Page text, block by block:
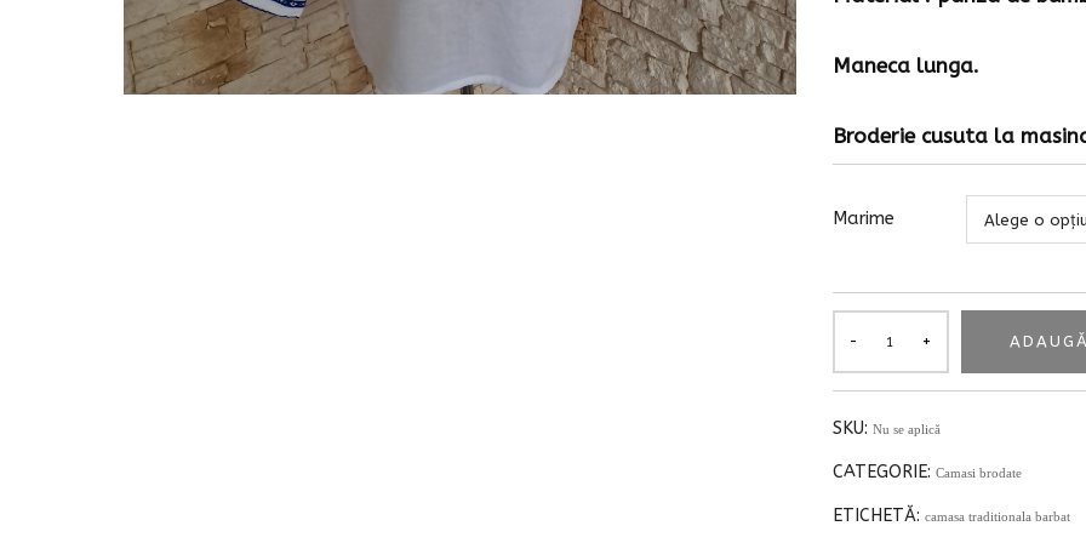
Maneca lunga.
Broderie cusuta la
Marime
SKU: Nu se aplică
CATEGORIE: Camasi brodate
ETICHETĂ: camasa traditionala barbat